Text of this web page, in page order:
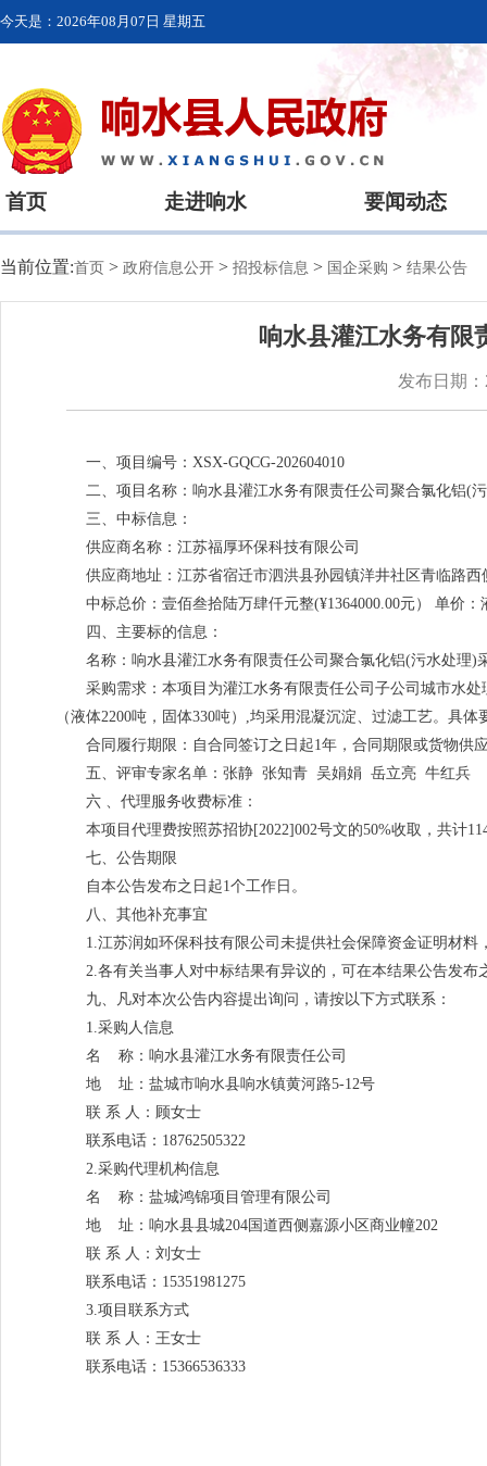
今天是： 2026年08月07日 星期五
首页 走进响水 要闻动态
当前位置:首页 > 政府信息公开 > 招投标信息 > 国企采购 > 结果公告
响水县灌江水务有限
发布日期
一、项目编号：XSX-GQCG-202604010
二、项目名称：响水县灌江水务有限责任公司聚合氯化铝(
三、中标信息：
供应商名称：江苏福厚环保科技有限公司
供应商地址：江苏省宿迁市泗洪县孙园镇洋井社区青临路西
中标总价：壹佰叁拾陆万肆仟元整(¥1364000.00元） 单价：
四、主要标的信息：
名称：响水县灌江水务有限责任公司聚合氯化铝(污水处理)
采购需求：本项目为灌江水务有限责任公司子公司城市水
（液体2200吨，固体330吨）,均采用混凝沉淀、过滤工艺。具
合同履行期限：自合同签订之日起1年，合同期限或货物供
五、评审专家名单：张静 张知青 吴娟娟 岳立亮 牛红兵
六 、代理服务收费标准：
本项目代理费按照苏招协[2022]002号文的50%收取，共计
七、公告期限
自本公告发布之日起1个工作日。
八、其他补充事宜
1.江苏润如环保科技有限公司未提供社会保障资金证明材
2.各有关当事人对中标结果有异议的，可在本结果公告发
九、凡对本次公告内容提出询问，请按以下方式联系：
1.采购人信息
名 称：响水县灌江水务有限责任公司
地 址：盐城市响水县响水镇黄河路5-12号
联 系 人：顾女士
联系电话：18762505322
2.采购代理机构信息
名 称：盐城鸿锦项目管理有限公司
地 址：响水县县城204国道西侧嘉源小区商业幢202
联 系 人：刘女士
联系电话：15351981275
3.项目联系方式
联 系 人：王女士
联系电话：15366536333